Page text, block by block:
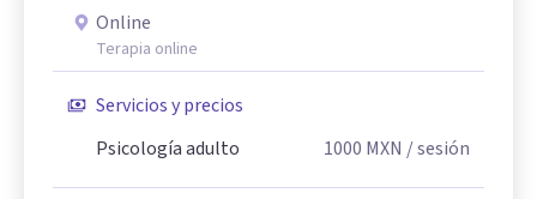
Online
Terapia online
Servicios y precios
Psicología adulto
1000 MXN / sesión